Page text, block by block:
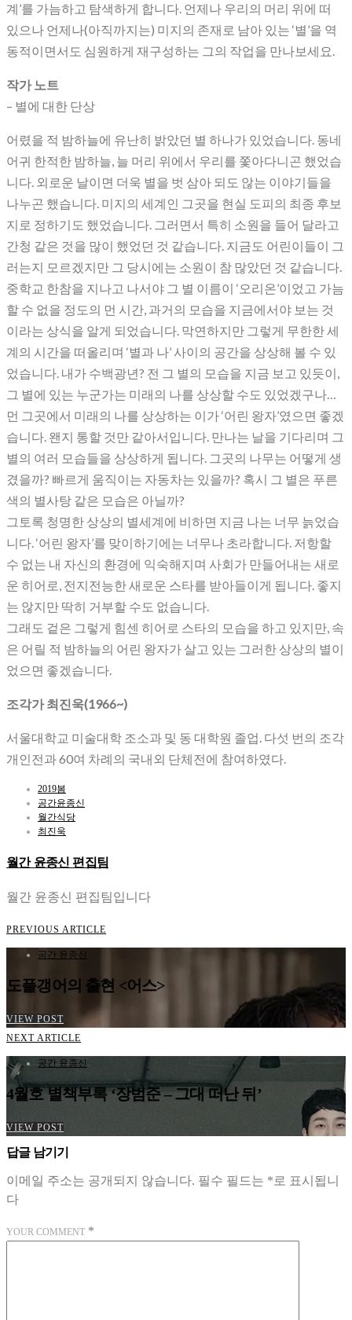
계’를 가늠하고 탐색하게 합니다. 언제나 우리의 머리 위에 떠
있으나 언제나(아직까지는) 미지의 존재로 남아 있는 ‘별’을 역
동적이면서도 심원하게 재구성하는 그의 작업을 만나보세요.
작가 노트
– 별에 대한 단상
어렸을 적 밤하늘에 유난히 밝았던 별 하나가 있었습니다. 동네
어귀 한적한 밤하늘, 늘 머리 위에서 우리를 쫓아다니곤 했었습
니다. 외로운 날이면 더욱 별을 벗 삼아 되도 않는 이야기들을
나누곤 했습니다. 미지의 세계인 그곳을 현실 도피의 최종 후보
지로 정하기도 했었습니다. 그러면서 특히 소원을 들어 달라고
간청 같은 것을 많이 했었던 것 같습니다. 지금도 어린이들이 그
러는지 모르겠지만 그 당시에는 소원이 참 많았던 것 같습니다.
중학교 한참을 지나고 나서야 그 별 이름이 ‘오리온’이었고 가늠
할 수 없을 정도의 먼 시간, 과거의 모습을 지금에서야 보는 것
이라는 상식을 알게 되었습니다. 막연하지만 그렇게 무한한 세
계의 시간을 떠올리며 ‘별과 나’ 사이의 공간을 상상해 볼 수 있
었습니다. 내가 수백광년? 전 그 별의 모습을 지금 보고 있듯이,
그 별에 있는 누군가는 미래의 나를 상상할 수도 있었겠구나…
먼 그곳에서 미래의 나를 상상하는 이가 ‘어린 왕자’였으면 좋겠
습니다. 왠지 통할 것만 같아서입니다. 만나는 날을 기다리며 그
별의 여러 모습들을 상상하게 됩니다. 그곳의 나무는 어떻게 생
겼을까? 빠르게 움직이는 자동차는 있을까? 혹시 그 별은 푸른
색의 별사탕 같은 모습은 아닐까?
그토록 청명한 상상의 별세계에 비하면 지금 나는 너무 늙었습
니다. ‘어린 왕자’를 맞이하기에는 너무나 초라합니다. 저항할
수 없는 내 자신의 환경에 익숙해지며 사회가 만들어내는 새로
운 히어로, 전지전능한 새로운 스타를 받아들이게 됩니다. 좋지
는 않지만 딱히 거부할 수도 없습니다.
그래도 겉은 그렇게 힘센 히어로 스타의 모습을 하고 있지만, 속
은 어릴 적 밤하늘의 어린 왕자가 살고 있는 그러한 상상의 별이
었으면 좋겠습니다.
조각가 최진욱(1966~)
서울대학교 미술대학 조소과 및 동 대학원 졸업. 다섯 번의 조각
개인전과 60여 차례의 국내외 단체전에 참여하였다.
2019봄
공간윤종신
월간식당
최진욱
월간 윤종신 편집팀
월간 윤종신 편집팀입니다
PREVIOUS ARTICLE
공간 윤종신
도플갱어의 출현 <어스>
VIEW POST
NEXT ARTICLE
공간 윤종신
4월호 별책부록 ‘장범준 – 그대 떠난 뒤’
VIEW POST
답글 남기기
이메일 주소는 공개되지 않습니다. 필수 필드는 * 로 표시됩니
다
YOUR COMMENT *